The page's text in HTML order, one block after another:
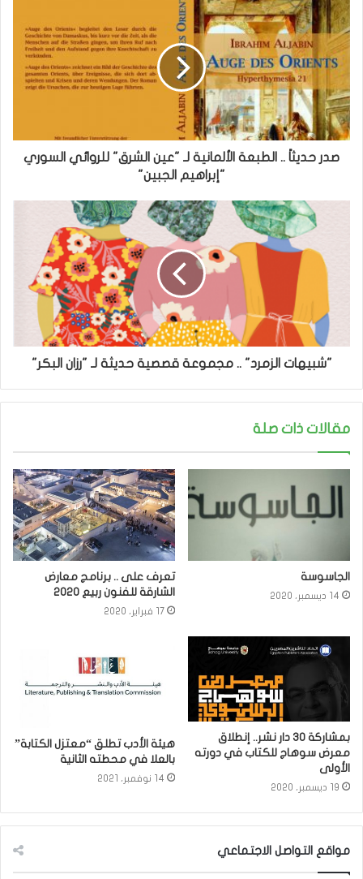
صدر حديثاً .. الطبعة الألمانية لـ "عين الشرق" للروائي السوري
"إبراهيم الجبين"
"شبيهات الزمرد" .. مجموعة قصصية حديثة لـ "رزان البكر"
مقالات ذات صلة
الجاسوسة
14 ديسمبر، 2020
تعرف على .. برنامج معارض
الشارقة للفنون ربيع 2020
17 فبراير، 2020
بمشاركة 30 دار نشر.. إنطلاق
معرض سوهاج للكتاب في دورته
الأولى
19 ديسمبر، 2020
هيئة الأدب تطلق “معتزل الكتابة”
بالعلا في محطته الثانية
14 نوفمبر، 2021
مواقع التواصل الاجتماعي